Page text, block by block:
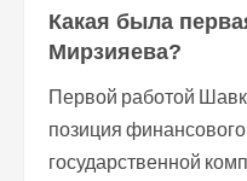
Какая была
Мирзияева?
Первой работой
позиция
государственной